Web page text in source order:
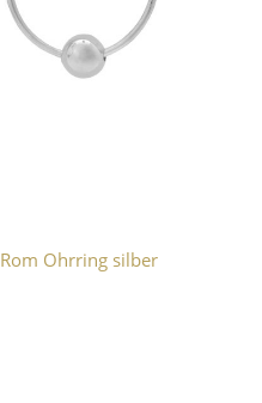
Rom Ohrring silber